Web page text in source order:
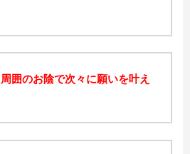
周囲のお陰で次々に願いを叶え